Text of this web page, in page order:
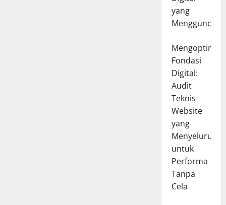
yang
Mengguncang
Fondasi
Digital:
Audit
Teknis
Website
yang
Menyeluruh
untuk
Performa
Tanpa
Cela